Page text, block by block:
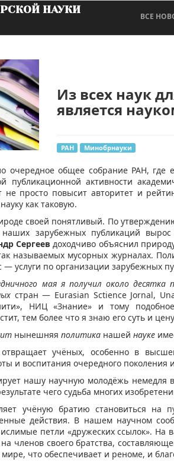
НАУКИ
ВСЕ
Из всех наук
является
РАН Минобрнауки
очередное общее собрание РАН, где
публикационной активности
не просто повысит авторитет и
как таковую.
своей понятливый. По
зарубежных публикаций
Сергеев доходчиво объяснил
называемых мусорных журналах.
услуги по организации зарубежных
мая я получил около
стран — Eurasian Sctience Jornal,
НИЦ «Знание» и тому
тем более что я знаю его суть и
нынешняя политика нашей науке
учёных, особенно в
и воспитания очередного поколения
нашу научную молодёжь немедля
чего судьба многих
учёную братию становиться на
действия. В нашем научном
петли «дружеских ссылок». На
членов своего братства,
что обеспечивает и реноме, и